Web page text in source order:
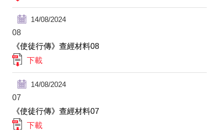
14/08/2024
08
《使徒行傳》查經材料08
下載
14/08/2024
07
《使徒行傳》查經材料07
下載